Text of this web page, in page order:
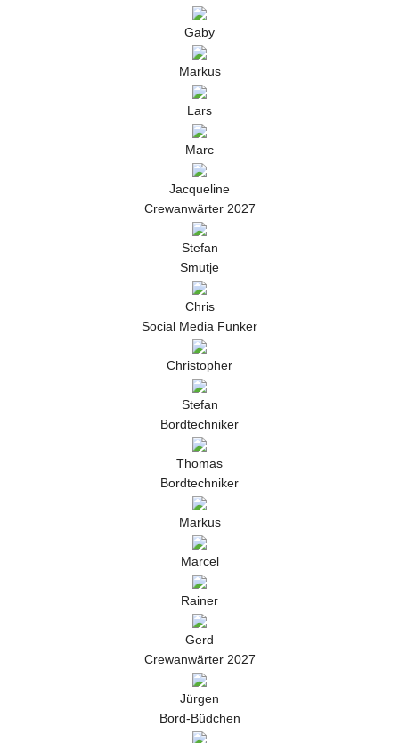
Gaby
Markus
Lars
Marc
Jacqueline
Crewanwärter 2027
Stefan
Smutje
Chris
Social Media Funker
Christopher
Stefan
Bordtechniker
Thomas
Bordtechniker
Markus
Marcel
Rainer
Gerd
Crewanwärter 2027
Jürgen
Bord-Büdchen